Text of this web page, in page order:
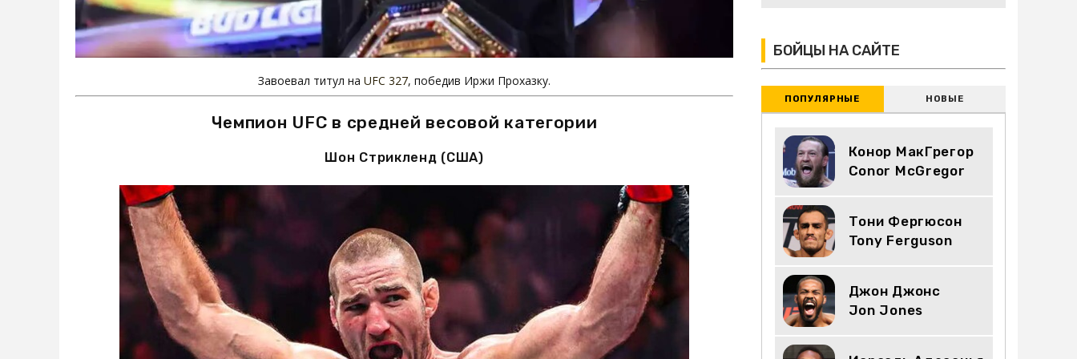
БОЙЦЫ НА САЙТЕ
ПОПУЛЯРНЫЕ НОВЫЕ
Конор МакГрегор
Conor McGregor
Тони Фергюсон
Tony Ferguson
Джон Джонс
Jon Jones
Завоевал титул наUFC 327, победив Иржи Прохазку.
Чемпион UFC в средней весовой категории
Шон Стрикленд (США)